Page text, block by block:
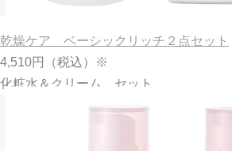
乾燥ケア ベーシックリッチ２点セット
4,510円
（税込）※
化粧水＆クリーム セット